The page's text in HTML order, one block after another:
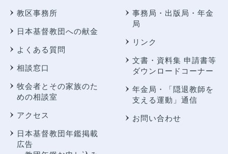
教区事務所
日本基督教団への献金
よくある質問
相談窓口
牧会者とその家族のた
めの相談室
アクセス
日本基督教団年鑑掲載
広告
事務局・出版局・年金
局
リンク
文書・資料集 申請書等
ダウンロードコーナー
年金局・
「隠退教師を
支える運動」通信
お問い合わせ